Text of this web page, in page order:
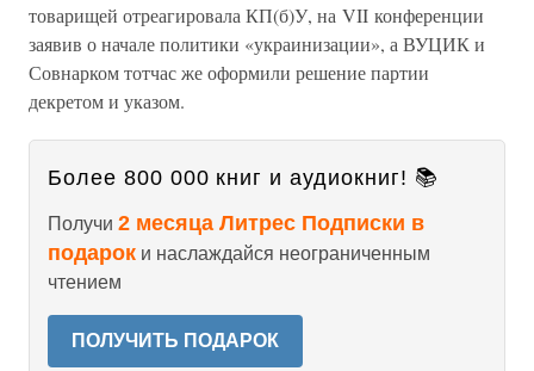
товарищей отреагировала КП(б)У, на VII конференции
заявив о начале политики «украинизации», а ВУЦИК и
Совнарком тотчас же оформили решение партии
декретом и указом.
Более 800 000 книг и аудиокниг! 📚
Получи 2 месяца Литрес Подписки в
подарок и наслаждайся неограниченным
чтением
ПОЛУЧИТЬ ПОДАРОК